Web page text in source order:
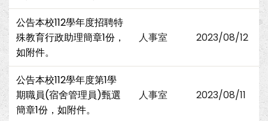
公告本校112學年度招聘特
殊教育行政助理簡章1份，
如附件。
人事室 2023/08/12
公告本校112學年度第1學
期職員(宿舍管理員)甄選
簡章1份，如附件。
人事室 2023/08/11